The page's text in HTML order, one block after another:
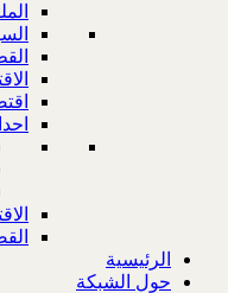
الرئيسية
حول الشبكة